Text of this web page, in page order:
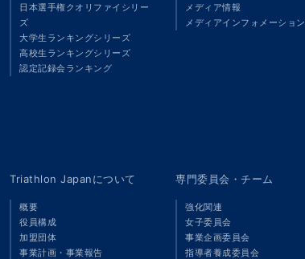
日本選手権クオリファイシリー
ズ
大学生ランキングシリーズ
高校生ランキングシリーズ
認定記録会ランキング
メディア情報
メディアインフォメーション
Triathlon Japanについて
概要
役員構成
加盟団体
事業計画・事業報告
専門委員会・チーム
強化関連
女子委員会
事業企画委員会
指導者養成委員会